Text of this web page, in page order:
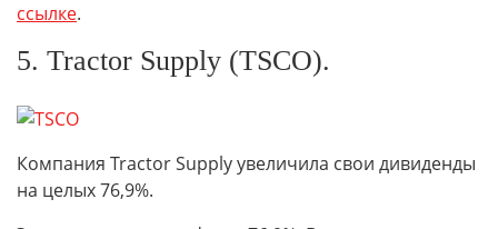
ссылке.
5. Tractor Supply (TSCO).
Компания Tractor Supply увеличила свои дивиденды
на целых 76,9%.